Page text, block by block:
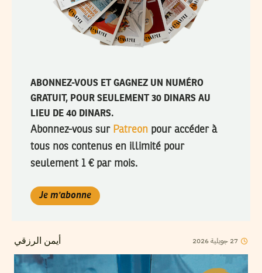
ABONNEZ-VOUS ET GAGNEZ UN NUMÉRO
GRATUIT, POUR SEULEMENT 30 DINARS AU
LIEU DE 40 DINARS.
Abonnez-vous sur Patreonpour accéder à
tous nos contenus en illimité pour
seulement 1 € par mois.
Je m'abonne
أيمن الرزقي 27 جويلية2026